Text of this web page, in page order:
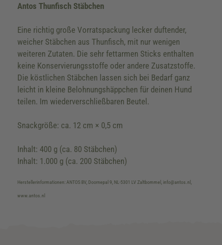
Antos Thunfisch Stäbchen
Eine richtig große Vorratspackung lecker duftender,
weicher Stäbchen aus Thunfisch, mit nur wenigen
weiteren Zutaten. Die sehr fettarmen Sticks enthalten
keine Konservierungsstoffe oder andere Zusatzstoffe.
Die köstlichen Stäbchen lassen sich bei Bedarf ganz
leicht in kleine Belohnungshäppchen für deinen Hund
teilen. Im wiederverschließbaren Beutel.
Snackgröße: ca. 12 cm × 0,5 cm
Inhalt: 400 g (ca. 80 Stäbchen)
Inhalt: 1.000 g (ca. 200 Stäbchen)
Herstellerinformationen: ANTOS BV, Doornepal 9, NL-5301 LV Zaltbommel, info@antos.nl,
www.antos.nl